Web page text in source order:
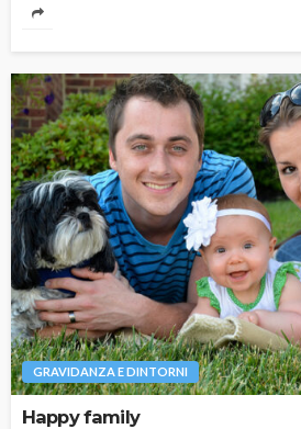
GRAVIDANZA E DINTORNI
Happy family